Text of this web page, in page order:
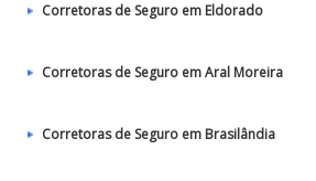
Corretoras de Seguro em Eldorado
Corretoras de Seguro em Aral Moreira
Corretoras de Seguro em Brasilândia